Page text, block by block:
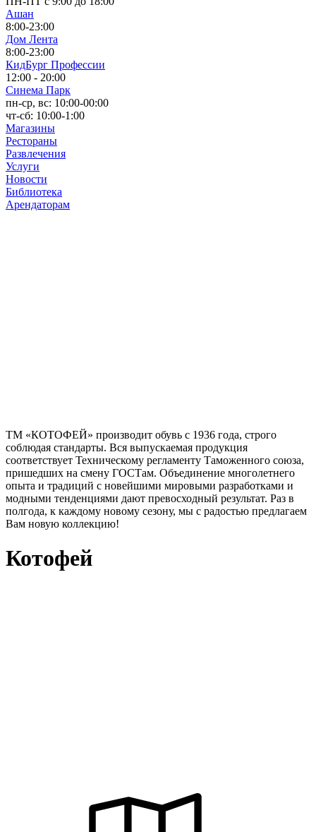
Ашан
8:00-23:00
Дом Лента
8:00-23:00
КидБург Профессии
12:00 - 20:00
Синема Парк
пн-ср, вс: 10:00-00:00
чт-сб: 10:00-1:00
Магазины
Рестораны
Развлечения
Услуги
Новости
Библиотека
Арендаторам
ТМ «КОТОФЕЙ» производит обувь с 1936 года, строго
соблюдая стандарты. Вся выпускаемая продукция
соответствует Техническому регламенту Таможенного союза,
пришедших на смену ГОСТам. Объединение многолетнего
опыта и традиций с новейшими мировыми разработками и
модными тенденциями дают превосходный результат. Раз в
полгода, к каждому новому сезону, мы с радостью предлагаем
Вам новую коллекцию!
Котофей